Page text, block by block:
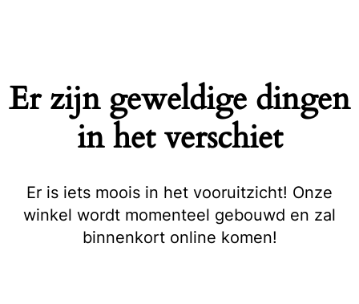
Er zijn geweldige dingen
in het verschiet
Er is iets moois in het vooruitzicht! Onze
winkel wordt momenteel gebouwd en zal
binnenkort online komen!